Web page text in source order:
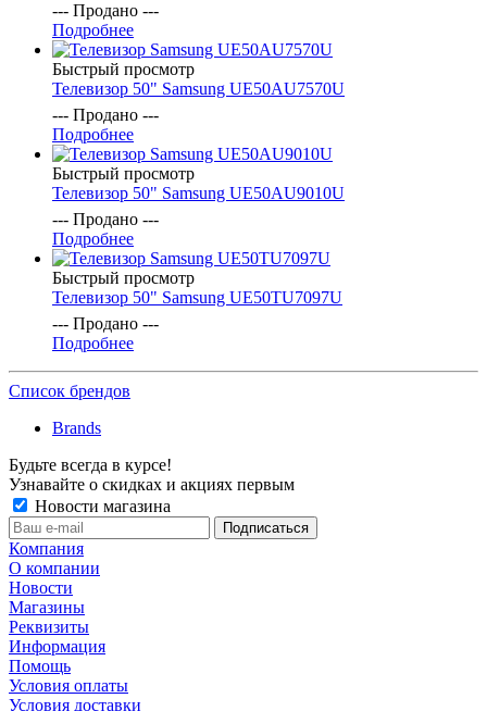
--- Продано ---
Подробнее
Быстрый просмотр
Телевизор 50" Samsung UE50AU7570U
--- Продано ---
Подробнее
Быстрый просмотр
Телевизор 50" Samsung UE50AU9010U
--- Продано ---
Подробнее
Быстрый просмотр
Телевизор 50" Samsung UE50TU7097U
--- Продано ---
Подробнее
Список брендов
Brands
Будьте всегда в курсе!
Узнавайте о скидках и акциях первым
Новости магазина
Компания
О компании
Новости
Магазины
Реквизиты
Информация
Помощь
Условия оплаты
Условия доставки